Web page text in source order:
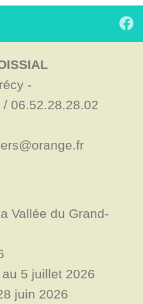
-
06.52.28.28.02
Vallée du Grand-
5 juillet 2026
juin 2026